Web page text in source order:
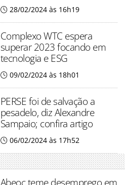
28/02/2024 às 16h19
Complexo WTC espera
superar 2023 focando em
tecnologia e ESG
09/02/2024 às 18h01
PERSE foi de salvação a
pesadelo, diz Alexandre
Sampaio; confira artigo
06/02/2024 às 17h52
Abeoc teme desemprego em